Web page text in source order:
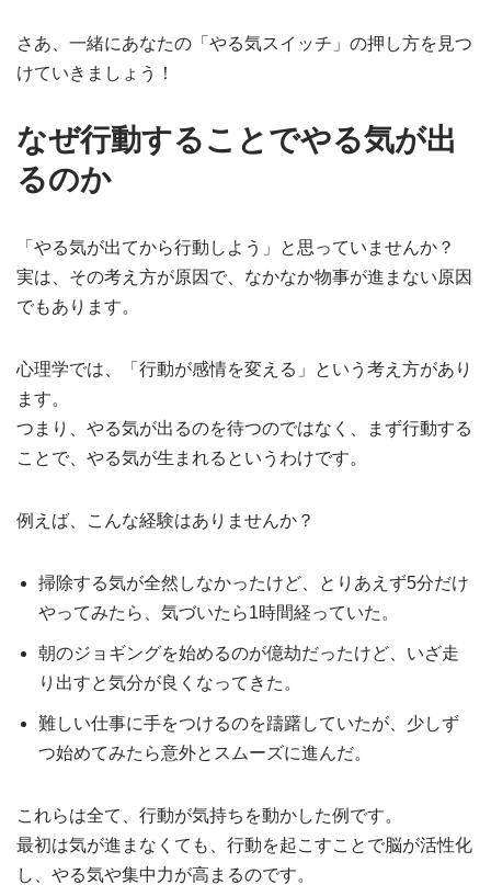
さあ、一緒にあなたの「やる気スイッチ」の押し方を見つ
けていきましょう！
なぜ行動することでやる気が出
るのか
「やる気が出てから行動しよう」と思っていませんか？
実は、その考え方が原因で、なかなか物事が進まない原因
でもあります。
心理学では、「行動が感情を変える」という考え方があり
ます。
つまり、やる気が出るのを待つのではなく、まず行動する
ことで、やる気が生まれるというわけです。
例えば、こんな経験はありませんか？
掃除する気が全然しなかったけど、とりあえず5分だけ
やってみたら、気づいたら1時間経っていた。
朝のジョギングを始めるのが億劫だったけど、いざ走
り出すと気分が良くなってきた。
難しい仕事に手をつけるのを躊躇していたが、少しず
つ始めてみたら意外とスムーズに進んだ。
これらは全て、行動が気持ちを動かした例です。
最初は気が進まなくても、行動を起こすことで脳が活性化
し、やる気や集中力が高まるのです。